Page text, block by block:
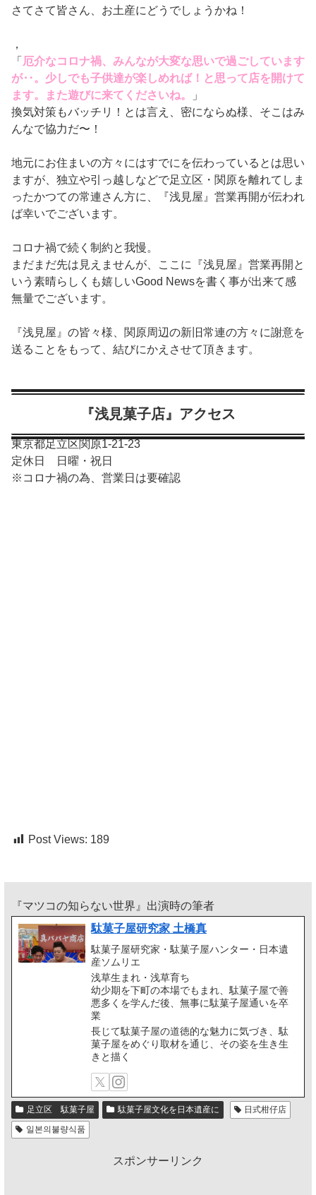
さてさて皆さん、お土産にどうでしょうかね！
，
「 厄介なコロナ禍、みんなが大変な思いで過ごしています
が‥。少しでも子供達が楽しめれば！と思って店を開けて
ます。また遊びに来てくださいね。
」
換気対策もバッチリ！とは言え、密にならぬ様、そこはみ
んなで協力だ〜！
地元にお住まいの方々にはすでにを伝わっているとは思い
ますが、独立や引っ越しなどで足立区・関原を離れてしま
ったかつての常連さん方に、『浅見屋』営業再開が伝われ
ば幸いでございます。
コロナ禍で続く制約と我慢。
まだまだ先は見えませんが、ここに『浅見屋』営業再開と
いう素晴らしくも嬉しいGood Newsを書く事が出来て感
無量でございます。
『浅見屋』の皆々様、関原周辺の新旧常連の方々に謝意を
送ることをもって、結びにかえさせて頂きます。
『浅見菓子店』アクセス
東京都足立区関原1-21-23
定休日 日曜・祝日
※コロナ禍の為、営業日は要確認
Post Views: 189
『マツコの知らない世界』出演時の筆者
駄菓子屋研究家 土橋真
駄菓子屋研究家・駄菓子屋ハンター・日本遺
産ソムリエ
浅草生まれ・浅草育ち
幼少期を下町の本場でもまれ、駄菓子屋で善
悪多くを学んだ後、無事に駄菓子屋通いを卒
業
長じて駄菓子屋の道徳的な魅力に気づき、駄
菓子屋をめぐり取材を通じ、その姿を生き生
きと描く
足立区 駄菓子屋 駄菓子屋文化を日本遺産に
日式柑仔店
일본의불량식품
スポンサーリンク